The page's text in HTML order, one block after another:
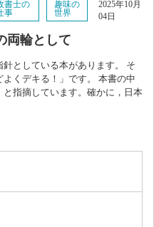
書士の
事
趣味の
世界
2025年10月
04日
両輪として
としている本があります。 そ
くデキる！」です。 本書の中
指摘しています。確かに，日本